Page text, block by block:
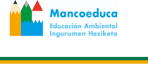
Pasar
contenido
principal